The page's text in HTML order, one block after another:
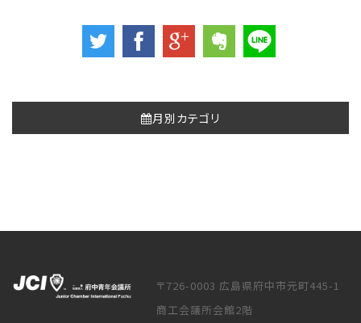
月別カテゴリ
〒726-0003 広島県府中市元町445-1
商工会議所会館2階